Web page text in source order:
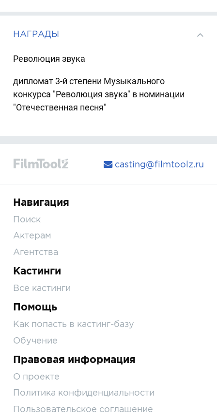
НАГРАДЫ
Революция звука
дипломат 3-й степени Музыкального
конкурса "Революция звука" в номинации
"Отечественная песня"
casting@filmtoolz.ru
Навигация
Поиск
Актерам
Агентства
Кастинги
Все кастинги
Помощь
Как попасть в кастинг-базу
Обучение
Правовая информация
О проекте
Политика конфиденциальности
Пользовательское соглашение